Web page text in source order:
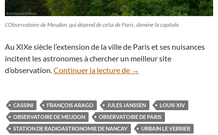
L’Observatoire de Meudon, qui dépend de celui de Paris, domine la capitale.
Au XIXe siècle l’extension de la ville de Paris et ses nuisances
incitent les astronomes à chercher un meilleur site
d’observation.Continuer la lecture de Anniversaire :
→
CASSINI FRANÇOIS ARAGO JULES JANSSEN
LOUIS XIV
OBSERVATOIRE DE MEUDON
OBSERVATOIRE DE PARIS
STATION DE RADIOASTRONOMIE DE NANCAY
URBAIN LE VERRIER